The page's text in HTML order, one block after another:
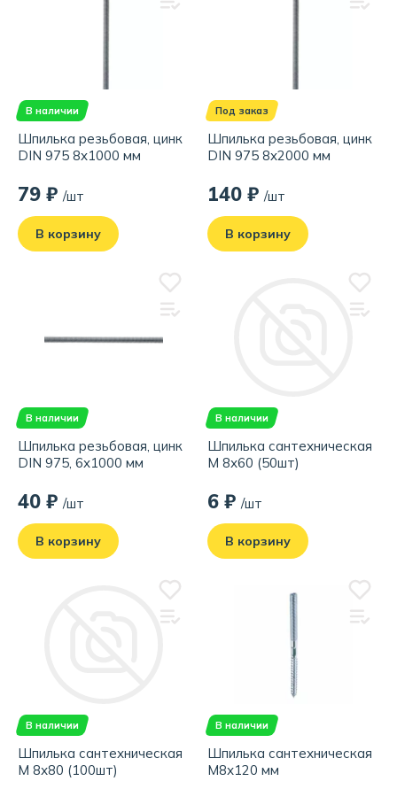
В наличии
Шпилька резьбовая, цинк
DIN 975 8x1000 мм
79 ₽ /шт
В корзину
Под заказ
Шпилька резьбовая, цинк
DIN 975 8x2000 мм
140 ₽ /шт
В корзину
В наличии
Шпилька резьбовая, цинк
DIN 975, 6x1000 мм
40 ₽ /шт
В корзину
В наличии
Шпилька сантехническая
М 8х60 (50шт)
6 ₽ /шт
В корзину
В наличии
Шпилька сантехническая
М 8х80 (100шт)
В наличии
Шпилька сантехническая
М8х120 мм